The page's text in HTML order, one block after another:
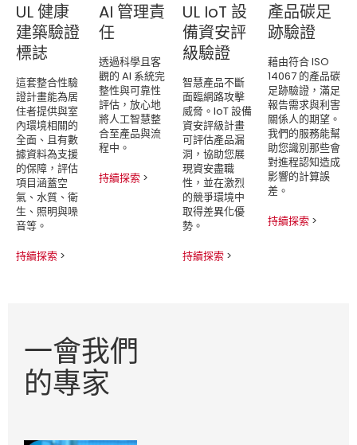
UL 健康
建築驗證
標誌
這套整合性驗
證計畫能為居
住者提供與室
內環境相關的
全面、且有數
據資料為支援
的保障，評估
項目涵蓋空
氣、水質、衛
生、照明與噪
音等。
持續探索 >
AI 管理責
任
透過科學且客
觀的 AI 系統完
整性與可靠性
評估，放心地
將人工智慧整
合至產品與流
程中。
持續探索 >
UL IoT 設
備資安評
級驗證
智慧產品不斷
面臨網路攻擊
威脅。IoT 設備
資安評級計畫
可評估產品漏
洞，協助您展
現資安盡職
性，並在激烈
的競爭環境中
取得差異化優
勢。
持續探索 >
產品碳足
跡驗證
藉由符合 ISO
14067 的產品碳
足跡驗證，滿足
報告需求與利害
關係人的期望。
我們的服務能幫
助您識別那些會
對進程認知造成
影響的計算誤
差。
持續探索 >
一會我們
的專家